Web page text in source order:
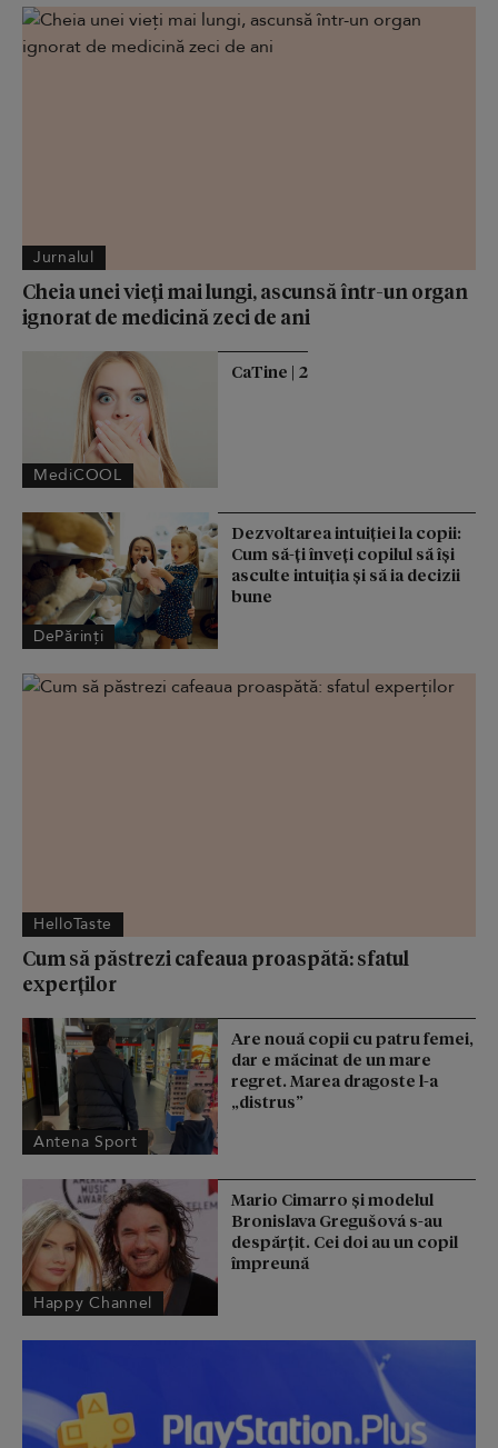
Jurnalul
Cheia unei vieți mai lungi, ascunsă într-un organ
ignorat de medicină zeci de ani
MediCOOL
CaTine | 2
DePărinți
Dezvoltarea intuiției la copii:
Cum să-ți înveți copilul să își
asculte intuiția și să ia decizii
bune
HelloTaste
Cum să păstrezi cafeaua proaspătă: sfatul
experților
Antena Sport
Are nouă copii cu patru femei,
dar e măcinat de un mare
regret. Marea dragoste l-a
„distrus”
Happy Channel
Mario Cimarro și modelul
Bronislava Gregušová s-au
despărțit. Cei doi au un copil
împreună